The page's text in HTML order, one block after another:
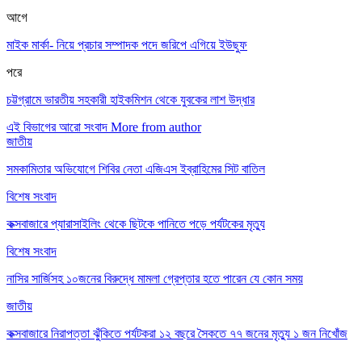
আগে
মাইক মার্কা- নিয়ে প্রচার সম্পাদক পদে জরিপে এগিয়ে ইউছুফ
পরে
চট্টগ্রামে ভারতীয় সহকারী হাইকমিশন থেকে যুবকের লাশ উদ্ধার
এই বিভাগের আরো সংবাদ More from author
জাতীয়
সমকামিতার অভিযোগে শিবির নেতা এজিএস ইব্রাহিমের সিট বাতিল
বিশেষ সংবাদ
কক্সবাজারে প্যারাসাইলিং থেকে ছিটকে পানিতে পড়ে পর্যটকের মৃত্যু
বিশেষ সংবাদ
নাসির সার্জিসহ ১০জনের বিরুদ্ধে মামলা গ্রেপ্তার হতে পারেন যে কোন সময়
জাতীয়
কক্সবাজারে নিরাপত্তা ঝুঁকিতে পর্যটকরা ১২ বছরে সৈকতে ৭৭ জনের মৃত্যু ১ জন নিখোঁজ